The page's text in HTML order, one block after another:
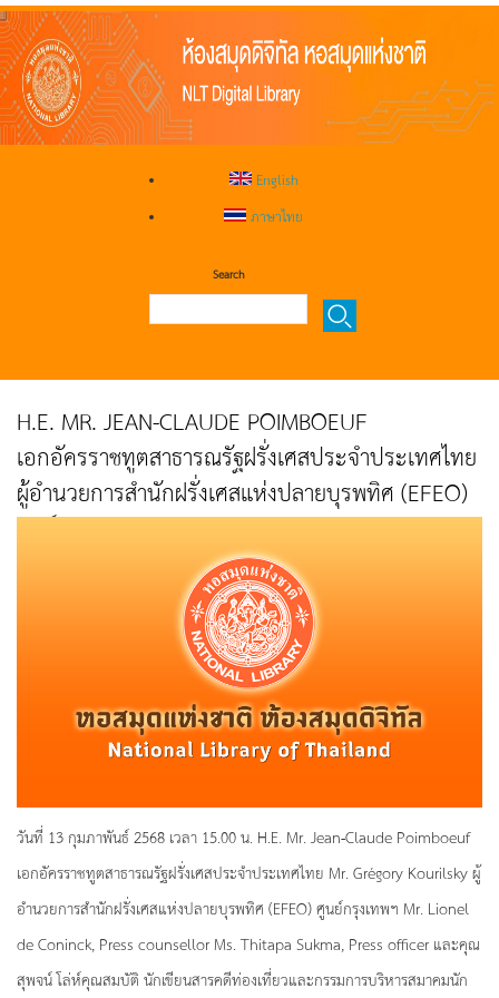
English
ภาษาไทย
Search
H.E. MR. JEAN-CLAUDE POIMBOEUF
เอกอัครราชทูตสาธารณรัฐฝรั่งเศสประจำประเทศไทย
ผู้อำนวยการสำนักฝรั่งเศสแห่งปลายบุรพทิศ (EFEO)
ศูนย์กรุงเทพฯ MR.LIONEL DE CONINCK, PRESS
COUNSELLOR MS.THITAPA SUKMA, PRESS
OFFICER และคุณสุพจน์ โล่ห์คุณสมบัติ เข้าเยี่ยมชม
วันที่ 13 กุมภาพันธ์ 2568 เวลา 15.00 น. H.E. Mr. Jean-Claude Poimboeuf
เอกอัครราชทูตสาธารณรัฐฝรั่งเศสประจำประเทศไทย Mr. Grégory Kourilsky ผู้
อำนวยการสำนักฝรั่งเศสแห่งปลายบุรพทิศ (EFEO) ศูนย์กรุงเทพฯ Mr. Lionel
de Coninck, Press counsellor Ms. Thitapa Sukma, Press officer และคุณ
สุพจน์ โล่ห์คุณสมบัติ นักเขียนสารคดีท่องเที่ยวและกรรมการบริหารสมาคมนัก